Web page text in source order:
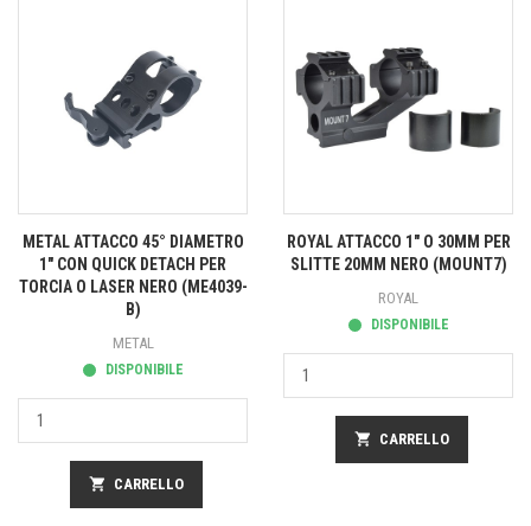
METAL ATTACCO 45° DIAMETRO
1" CON QUICK DETACH PER
TORCIA O LASER NERO (ME4039-
B)
METAL
DISPONIBILE
shopping_cart CARRELLO
ROYAL ATTACCO 1" O 30MM PER
SLITTE 20MM NERO (MOUNT7)
ROYAL
DISPONIBILE
shopping_cart CARRELLO